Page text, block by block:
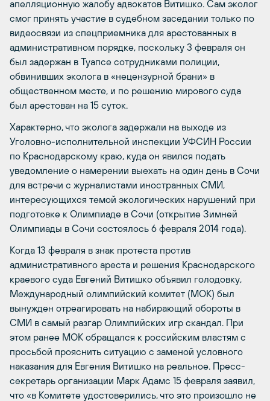
апелляционную жалобу адвокатов Витишко. Сам эколог
смог принять участие в судебном заседании только по
видео­связи из спецприемника для арестованных в
административном порядке, поскольку 3 февраля он
был задержан в Туапсе сотрудниками полиции,
обвинивших эколога в «нецензурной брани» в
общественном месте, и по решению мирового суда
был арестован на 15 суток.
Характерно, что эколога задержали на выходе из
Уголовно-исполнительной инспекции УФСИН России
по Краснодарскому краю, куда он явился подать
уведомление о намерении выехать на один день в Сочи
для встречи с журналистами иностранных СМИ,
интересующихся темой экологических нарушений при
подготовке к Олимпиаде в Сочи (открытие Зимней
Олимпиады в Сочи состоялось 6 февраля 2014 года).
Когда 13 февраля в знак протеста против
административного ареста и решения Краснодарского
краевого суда Евгений Витишко объявил голодовку,
Международный олимпийский комитет (МОК) был
вынужден отреагировать на набирающий обороты в
СМИ в самый разгар Олимпийских игр скандал. При
этом ранее МОК обращался к российским властям с
просьбой прояснить ситуацию с заменой условного
наказания для Евгения Витишко на реальное. Пресс-
секретарь организации Марк Адамс 15 февраля заявил,
что «в Комитете удостоверились, что это произошло не